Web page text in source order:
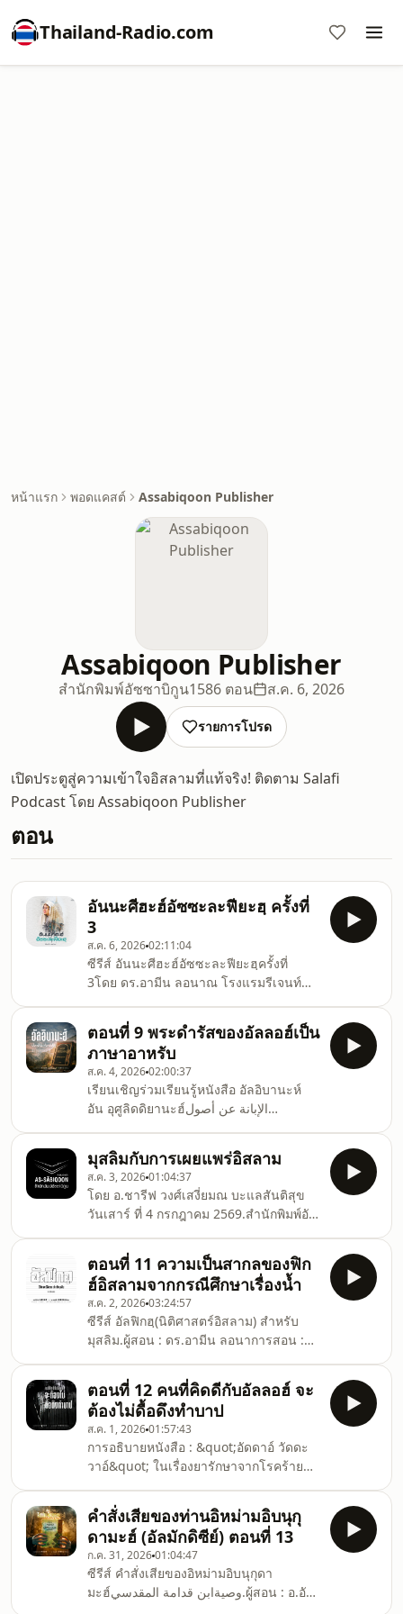
Thailand-Radio.com
หน้าแรก พอดแคสต์ Assabiqoon Publisher
Assabiqoon Publisher
สำนักพิมพ์อัซซาบิกูน1586 ตอน ส.ค. 6, 2026
รายการโปรด
เปิดประตูสู่ความเข้าใจอิสลามที่แท้จริง! ติดตาม Salafi
Podcast โดย Assabiqoon Publisher
ตอน
อันนะศีฮะฮ์อัซซะละฟียะฮฺ ครั้งที่
3
ส.ค. 6, 202602:11:04
ซีรีส์ อันนะศีฮะฮ์อัซซะละฟียะฮฺครั้งที่
3โดย ดร.อามีน ลอนาณ โรงแรมรีเจนท์
2569 หลังมัฆริบเป็นต้นไป.สำนักพิมพ์อัซซา
บิกูน
ตอนที่ 9 พระดำรัสของอัลลอฮ์เป็น
ภาษาอาหรับ
ส.ค. 4, 202602:00:37
เรียนเชิญร่วมเรียนรู้หนังสือ อัลอิบานะห์
อัน อุศูลิดดิยานะฮ์الإبانة عن أصول
โดยอ.ยูนุส แสงไพจิตร์ทุกวันศุกร์ เวลา
20.30 น.ณ สำนักพิมพ์อัซซาบิกูน
มุสลิมกับการเผยแพร่อิสลาม
ส.ค. 3, 202601:04:37
โดย อ.ชารีฟ วงศ์เสงี่ยมณ บะแลสันติสุข
วันเสาร์ ที่ 4 กรกฎาคม 2569.สำนักพิมพ์อัซ
ตอนที่ 11 ความเป็นสากลของฟิก
ฮ์อิสลามจากกรณีศึกษาเรื่องน้ำ
ส.ค. 2, 202603:24:57
ซีรีส์ อัลฟิกฮฺ(นิติศาสตร์อิสลาม) สำหรับ
มุสลิม.ผู้สอน : ดร.อามีน ลอนาการสอน :
ทุกวันเสาร์หรืออาทิตย์ความยาว : 2-3
ชั่วโมง.อธิบายหลักนิติศาสตร์อิสลาม ที่ใช้
ในการดำเนินชีวิตของมุสลิมโดยจะแบ่ง
เป็น ฉบับย่อ สำหรับนำไปปฎิบัติตามได้
ทันทีและ ฉบับเชิงลึก แจกแจงหลักฐานและ
ความเห็นต่างของอุลามาอฺ.สำนักพิมพ์อัซ
ซาบิกูน
ตอนที่ 12 คนที่คิดดีกับอัลลอฮ์ จะ
ต้องไม่ดื้อดึงทำบาป
ส.ค. 1, 202601:57:43
การอธิบายหนังสือ : &quot;อัดดาอ์ วัดดะ
วาอ์&quot; ในเรื่องยารักษาจากโรคร้าย
อิหม่าม อัลฮาฟิศ ชัมซุดดีน อบูอับดิลลาฮ์ มู
ฮัมหมัด อิบนุ อบีบักร์ อิบนุ อัยยูบ หรือที่รู้จัก
กันในชื่อ : &quot;อิบนุลก็อยยิม&quot;.ณ
สำนักพิมพ์อัซซาบิกูน รามคำแหง 30.สำนัก
พิมพ์อัซซาบิกูน
คำสั่งเสียของท่านอิหม่ามอิบนุกุ
ดามะฮ์ (อัลมักดิซีย์) ตอนที่ 13
ก.ค. 31, 202601:04:47
ซีรีส์ คำสั่งเสียของอิหม่ามอิบนุกุดา
มะฮ์وصيةابن قدامة المقدسي.ผู้สอน : อ.อับ